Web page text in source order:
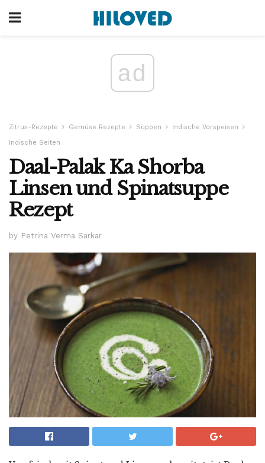
ad
Zitrus-Rezepte Gemüse Rezepte Suppen
Indische Vorspeisen
Indische Seiten
Daal-Palak Ka Shorba
Linsen und Spinatsuppe
Rezept
by Petrina Verma Sarkar